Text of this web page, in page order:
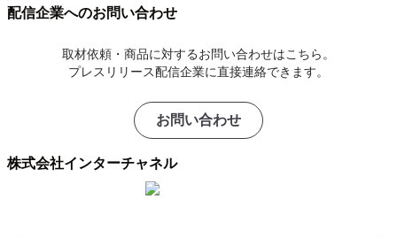
配信企業へのお問い合わせ
取材依頼・商品に対するお問い合わせはこちら。
プレスリリース配信企業に直接連絡できます。
お問い合わせ
株式会社インターチャネル